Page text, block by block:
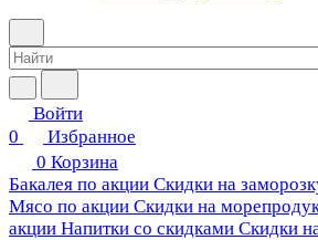
Войти
0
Избранное
0 Корзина
Бакалея по акции Скидки на
Мясо по акции Скидки на
акции Напитки со скидками Скидки